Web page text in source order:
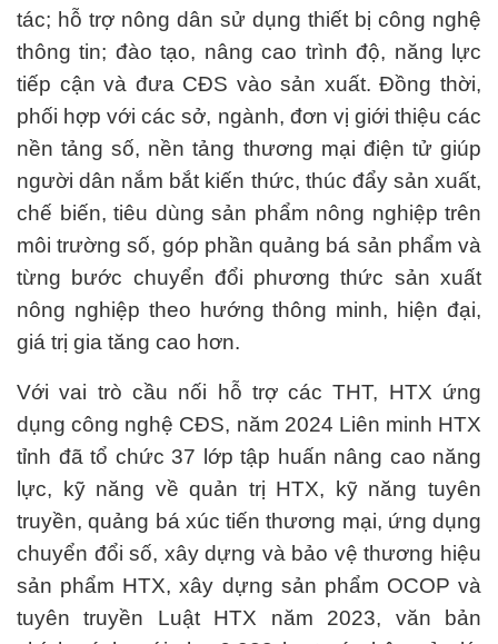
tác; hỗ trợ nông dân sử dụng thiết bị công nghệ
thông tin; đào tạo, nâng cao trình độ, năng lực
tiếp cận và đưa CĐS vào sản xuất. Đồng thời,
phối hợp với các sở, ngành, đơn vị giới thiệu các
nền tảng số, nền tảng thương mại điện tử giúp
người dân nắm bắt kiến thức, thúc đẩy sản xuất,
chế biến, tiêu dùng sản phẩm nông nghiệp trên
môi trường số, góp phần quảng bá sản phẩm và
từng bước chuyển đổi phương thức sản xuất
nông nghiệp theo hướng thông minh, hiện đại,
giá trị gia tăng cao hơn.
Với vai trò cầu nối hỗ trợ các THT, HTX ứng
dụng công nghệ CĐS, năm 2024 Liên minh HTX
tỉnh đã tổ chức 37 lớp tập huấn nâng cao năng
lực, kỹ năng về quản trị HTX, kỹ năng tuyên
truyền, quảng bá xúc tiến thương mại, ứng dụng
chuyển đổi số, xây dựng và bảo vệ thương hiệu
sản phẩm HTX, xây dựng sản phẩm OCOP và
tuyên truyền Luật HTX năm 2023, văn bản